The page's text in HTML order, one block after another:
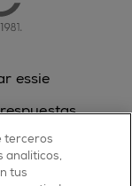
essie
terceros
analíticos,
tus